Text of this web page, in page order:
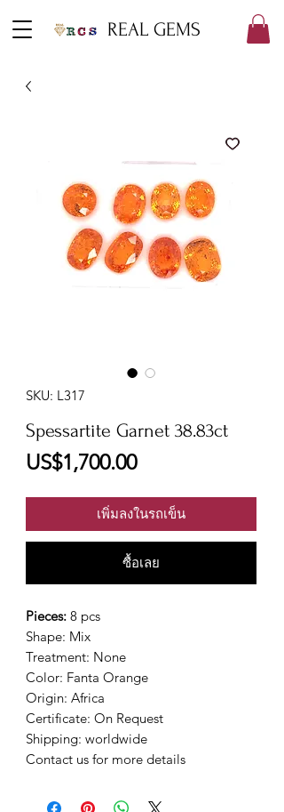
REAL GEMS
SKU: L317
Spessartite Garnet 38.83ct
US$1,700.00ราคา
เพิ่มลงในรถเข็น
ซื้อเลย
Pieces: 8 pcs
Shape: Mix
Treatment: None
Color: Fanta Orange
Origin: Africa
Certificate: On Request
Shipping: worldwide
Contact us for more details